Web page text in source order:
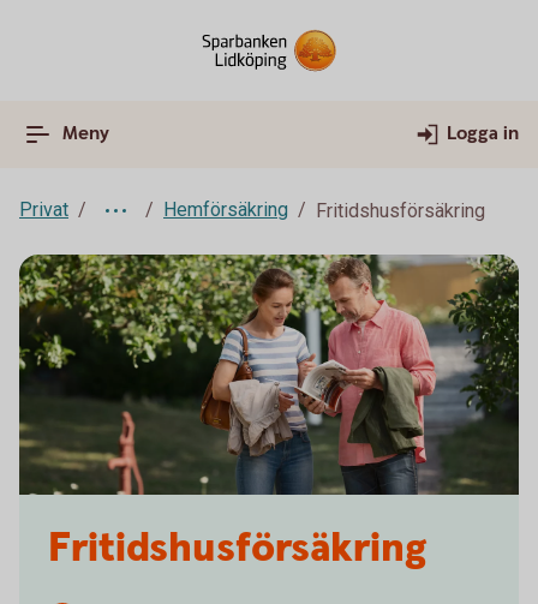
Meny Logga in
Privat Hemförsäkring Fritidshusförsäkring
Fritidshus­försäkring